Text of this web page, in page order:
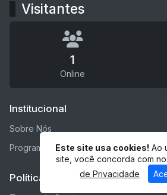
Visitantes
1
Online
Institucional
Sobre Nós
Programação
Políticas
Este site usa cookies! Ao
site, você concorda com
de Privacidade